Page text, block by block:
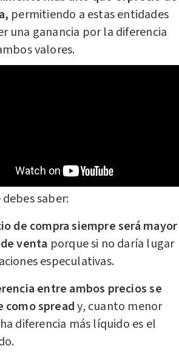
permitiendo a estas entidades
una ganancia por la diferencia
valores.
debes saber:
de compra siempre será mayor
venta porque si no daría lugar
especulativas.
entre ambos precios se
como spready, cuanto menor
diferencia más líquido es el